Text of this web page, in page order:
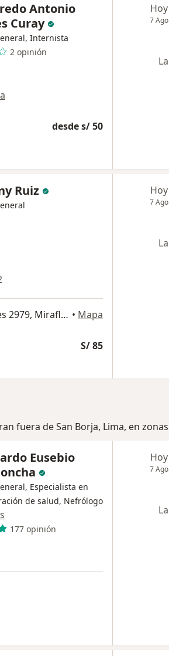
Antonio
Curay
Internista
2 opinión
desde s/ 50
Hoy
7 Ago
Ruiz
Avenida Alfredo Benavides 2979, Miraflores • Mapa
S/ 85
Hoy
7 Ago
fuera de San Borja, Lima, en
Eusebio
Especialista en
de salud, Nefrólogo
177 opinión
Hoy
7 Ago